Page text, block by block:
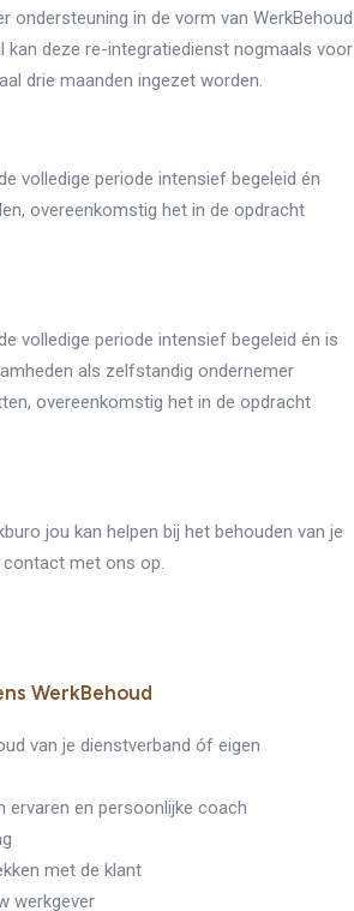
Modulaire dienstverlening
WerkFit maken re-integratie
ondersteuning in de vorm van WerkBehoud
kan deze re-integratiedienst nogmaals voor
drie maanden ingezet worden.
volledige periode intensief begeleid én
overeenkomstig het in de opdracht
volledige periode intensief begeleid én is
als zelfstandig ondernemer
overeenkomstig het in de opdracht
jou kan helpen bij het behouden van je
contact met ons op.
WerkBehoud
van je dienstverband óf eigen
ervaren en persoonlijke coach
met de klant
werkgever